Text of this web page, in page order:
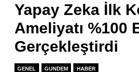
Yapay Zeka İlk
Ameliyatı %100
Gerçekleştirdi
GENEL GUNDEM HABER